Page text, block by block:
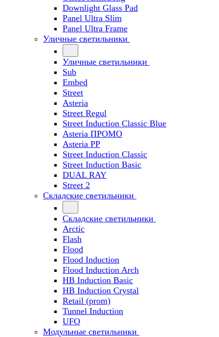
Downlight Glass Pad
Panel Ultra Slim
Panel Ultra Frame
Уличные светильники
Уличные светильники
Sub
Embed
Street
Asteria
Street Regul
Street Induction Classic Blue
Asteria ПРОМО
Asteria PP
Street Induction Classic
Street Induction Basic
DUAL RAY
Street 2
Складские светильники
Складские светильники
Arctic
Flash
Flood
Flood Induction
Flood Induction Arch
HB Induction Basic
HB Induction Crystal
Retail (prom)
Tunnel Induction
UFO
Модульные светильники